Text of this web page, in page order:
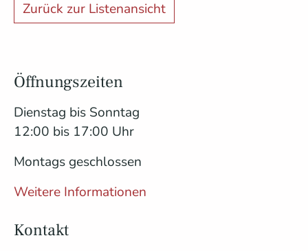
Zurück zur Listenansicht
Öffnungszeiten
Dienstag bis Sonntag
12:00 bis 17:00 Uhr
Montags geschlossen
Weitere Informationen
Kontakt